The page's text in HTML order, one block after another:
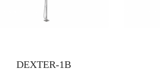
DEXTER-1B